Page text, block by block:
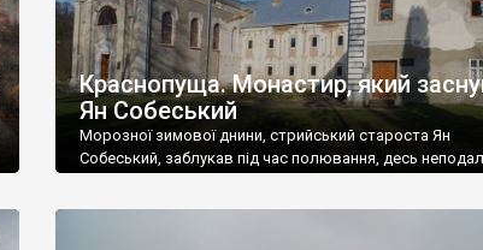
Краснопуща. Монастир, який
Ян Собеський
Морозної зимової днини, стрийський староста Ян
Собеський, заблукав під час полювання, десь